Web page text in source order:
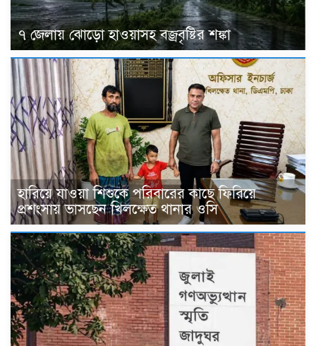
৭ জেলায় ঝোড়ো হাওয়াসহ বজ্রবৃষ্টির শঙ্কা
হারিয়ে যাওয়া শিশুকে পরিবারের কাছে ফিরিয়ে
প্রশংসায় ভাসছেন খিলক্ষেত থানার ওসি